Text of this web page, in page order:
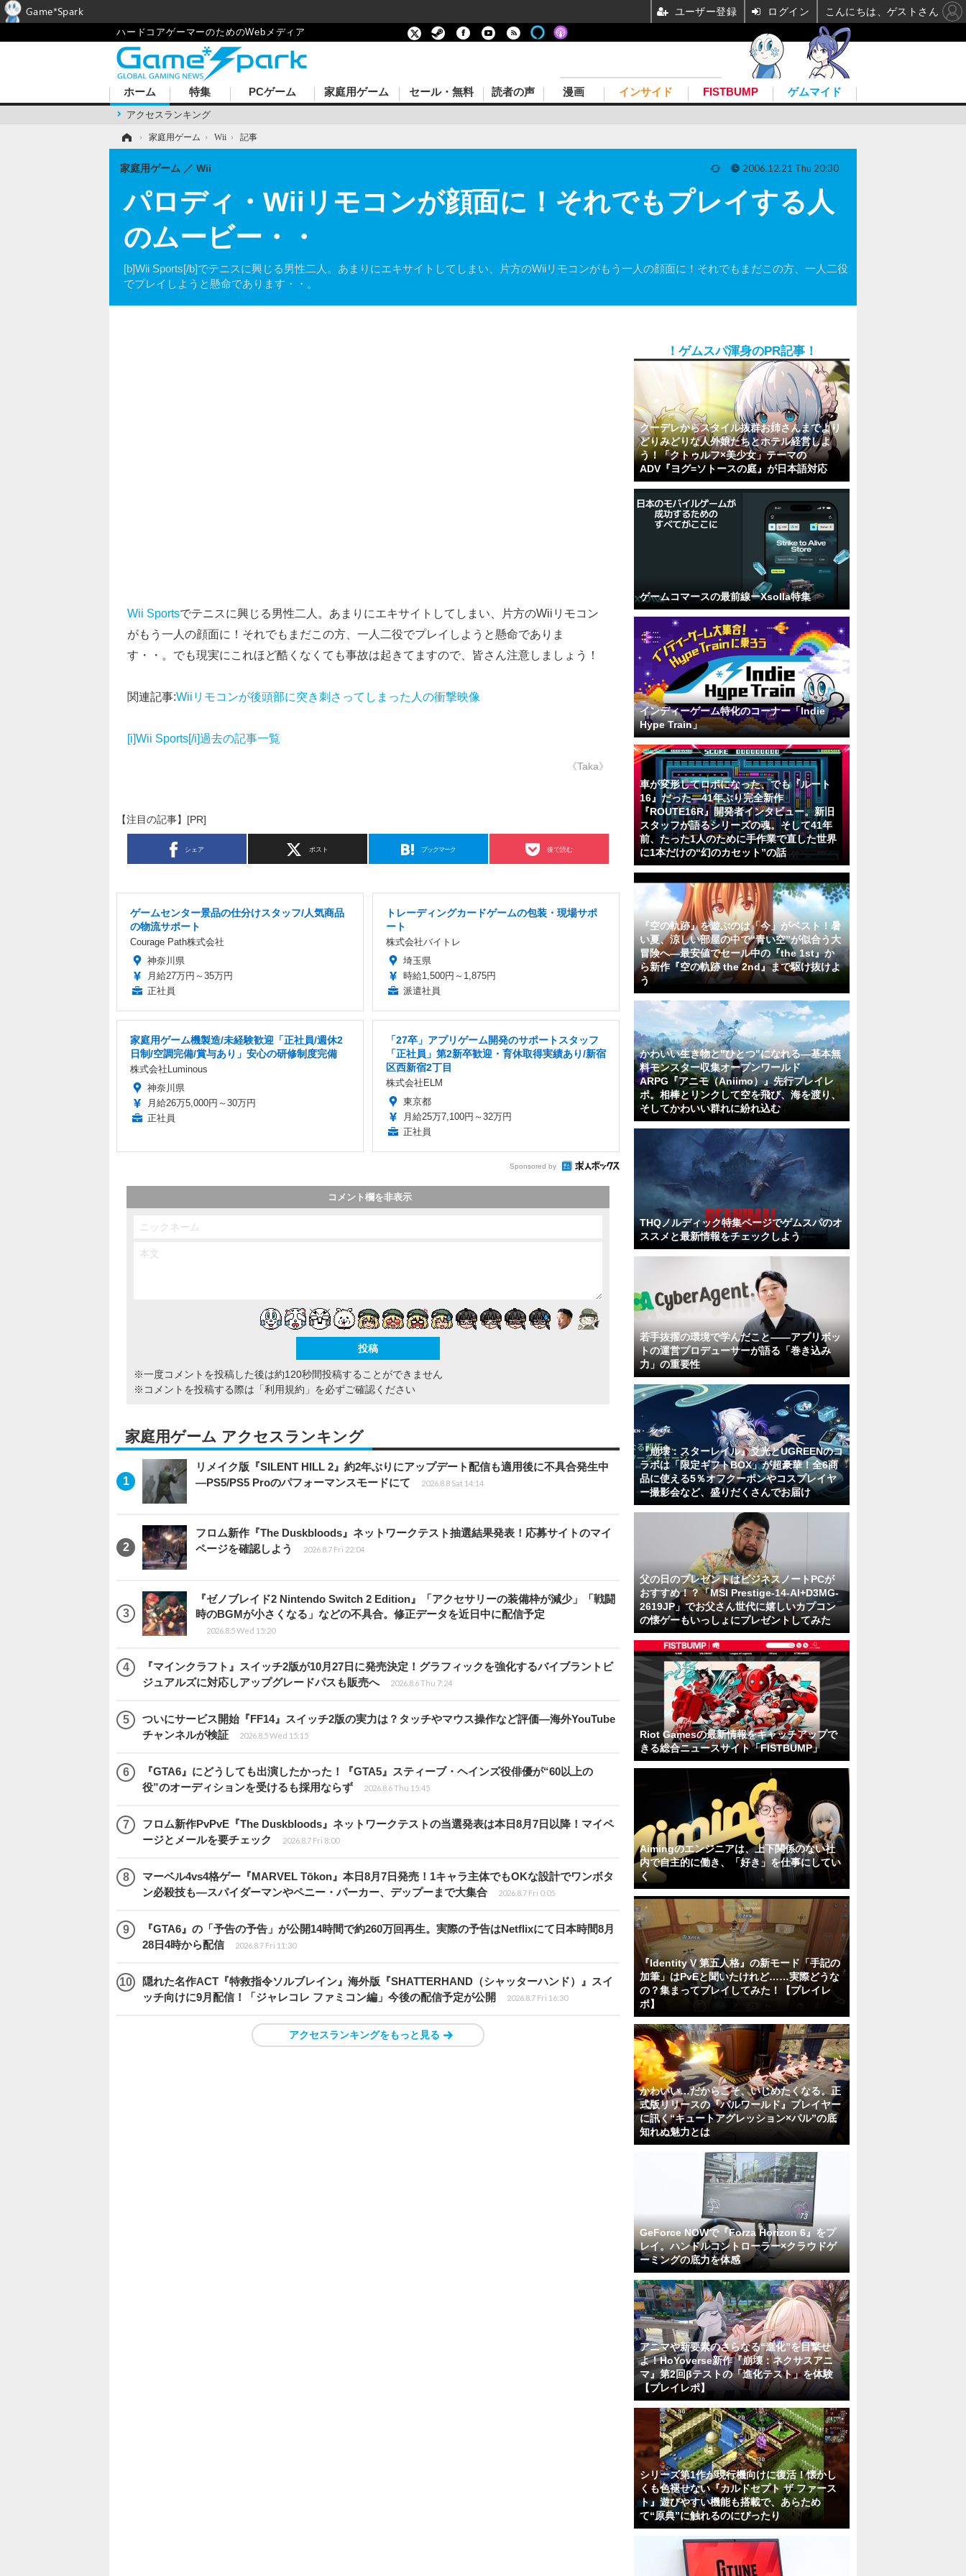
ハードコアゲーマーのためのWebメディア
ホーム
アクセスランキング
特集 PCゲーム 家庭用ゲーム セール・無料 読者の声 漫画 インサイド FISTBUMP ゲムマイド
› 家庭用ゲーム › Wii › 記事
パロディ・Wiiリモコンが顔面に！それでもプレイする人
のムービー・・
[b]Wii Sports[/b]でテニスに興じる男性二人。あまりにエキサイトしてしまい、片方のWiiリモコンがもう一人の顔面に！それでもまだこの方、一人二役
でプレイしようと懸命であります・・。
家庭用ゲーム Wii 2006.12.21 Thu 20:30
Wii Sportsでテニスに興じる男性二人。あまりにエキサイトしてしまい、片方のWiiリモコン
がもう一人の顔面に！それでもまだこの方、一人二役でプレイしようと懸命でありま
す・・。でも現実にこれほど酷くなくても事故は起きてますので、皆さん注意しましょう！
関連記事:Wiiリモコンが後頭部に突き刺さってしまった人の衝撃映像
[i]Wii Sports[/i]過去の記事一覧
《Taka》
【注目の記事】[PR]
シェア ポスト ブックマーク 後で読む
ゲームセンター景品の仕分けスタッフ/人気商品
の物流サポート
Courage Path株式会社
神奈川県
月給27万円～35万円
正社員
トレーディングカードゲームの包装・現場サポ
ート
株式会社バイトレ
埼玉県
時給1,500円～1,875円
派遣社員
家庭用ゲーム機製造/未経験歓迎「正社員/週休2
日制/空調完備/賞与あり」安心の研修制度完備
株式会社Luminous
神奈川県
月給26万5,000円～30万円
正社員
「27卒」アプリゲーム開発のサポートスタッフ
「正社員」第2新卒歓迎・育休取得実績あり/新宿
区西新宿2丁目
株式会社ELM
東京都
月給25万7,100円～32万円
正社員
Sponsored by
コメント欄を非表示
※一度コメントを投稿した後は約120秒間投稿することができません
※コメントを投稿する際は 「利用規約」 を必ずご確認ください
家庭用ゲーム アクセスランキング
リメイク版『SILENT HILL 2』約2年ぶりにアップデート配信も適用後に不具合発生中
―PS5/PS5 Proのパフォーマンスモードにて
2026.8.8 Sat 14:14
フロム新作『The Duskbloods』ネットワークテスト抽選結果発表！応募サイトのマイ
ページを確認しよう
2026.8.7 Fri 22:04
『ゼノブレイド2 Nintendo Switch 2 Edition』「アクセサリーの装備枠が減少」「戦闘
時のBGMが小さくなる」などの不具合。修正データを近日中に配信予定
2026.8.5 Wed 15:20
『マインクラフト』スイッチ2版が10月27日に発売決定！グラフィックを強化するバイブラントビ
ジュアルズに対応しアップグレードパスも販売へ
2026.8.6 Thu 7:24
ついにサービス開始『FF14』スイッチ2版の実力は？タッチやマウス操作など評価―海外YouTube
チャンネルが検証
2026.8.5 Wed 15:15
『GTA6』にどうしても出演したかった！『GTA5』スティーブ・ヘインズ役俳優が“60以上の
役”のオーディションを受けるも採用ならず
2026.8.6 Thu 15:45
フロム新作PvPvE『The Duskbloods』ネットワークテストの当選発表は本日8月7日以降！マイペ
ージとメールを要チェック
2026.8.7 Fri 8:00
マーベル4vs4格ゲー『MARVEL Tōkon』本日8月7日発売！1キャラ主体でもOKな設計でワンボタ
ン必殺技も―スパイダーマンやペニー・パーカー、デップーまで大集合
2026.8.7 Fri 0:05
『GTA6』の「予告の予告」が公開14時間で約260万回再生。実際の予告はNetflixにて日本時間8月
28日4時から配信
2026.8.7 Fri 11:30
隠れた名作ACT『特救指令ソルブレイン』海外版『SHATTERHAND（シャッターハンド）』スイ
ッチ向けに9月配信！「ジャレコレ ファミコン編」今後の配信予定が公開
2026.8.7 Fri 16:30
アクセスランキングをもっと見る
！ゲムスパ渾身のPR記事！
クーデレからスタイル抜群お姉さんまでより
どりみどりな人外娘たちとホテル経営しよ
う！「クトゥルフ×美少女」テーマの
ADV『ヨグ=ソトースの庭』が日本語対応
ゲームコマースの最前線ーXsolla特集
インディーゲーム特化のコーナー「Indie
Hype Train」
車が変形してロボになった、でも『ルート
16』だった―41年ぶり完全新作
『ROUTE16R』開発者インタビュー。新旧
スタッフが語るシリーズの魂。そして41年
前、たった1人のために手作業で直した世界
に1本だけの“幻のカセット”の話
『空の軌跡』を遊ぶのは「今」がベスト！暑
い夏、涼しい部屋の中で“青い空”が似合う大
冒険へ―最安値でセール中の『the 1st』か
ら新作『空の軌跡 the 2nd』まで駆け抜けよ
う
かわいい生き物と"ひとつ"になれる―基本無
料モンスター収集オープンワールド
ARPG『アニモ（Aniimo）』先行プレイレ
ポ。相棒とリンクして空を飛び、海を渡り、
そしてかわいい群れに紛れ込む
THQノルディック特集ページでゲムスパのオ
ススメと最新情報をチェックしよう
若手抜擢の環境で学んだこと――アプリボッ
トの運営プロデューサーが語る「巻き込み
力」の重要性
『崩壊：スターレイル』爻光とUGREENのコ
ラボは「限定ギフトBOX」が超豪華！全6商
品に使える5％オフクーポンやコスプレイヤ
ー撮影会など、盛りだくさんでお届け
父の日のプレゼントはビジネスノートPCが
おすすめ！？「MSI Prestige-14-AI+D3MG-
2619JP」でお父さん世代に嬉しいカプコン
の懐ゲーもいっしょにプレゼントしてみた
Riot Gamesの最新情報をキャッチアップで
きる総合ニュースサイト「FISTBUMP」
Aimingのエンジニアは、上下関係のない社
内で自主的に働き、「好き」を仕事にしてい
く
『Identity V 第五人格』の新モード「手記の
加筆」はPvEと聞いたけれど……実際どうな
の？集まってプレイしてみた！【プレイレ
ポ】
かわいい…だからこそ、いじめたくなる。正
式版リリースの『パルワールド』プレイヤー
に訊く“キュートアグレッション×パル”の底
知れぬ魅力とは
GeForce NOWで『Forza Horizon 6』をプ
レイ。ハンドルコントローラー×クラウドゲ
ーミングの底力を体感
アニマや新要素のさらなる“進化”を目撃せ
よ！HoYoverse新作『崩壊：ネクサスアニ
マ』第2回βテストの「進化テスト」を体験
【プレイレポ】
シリーズ第1作が現行機向けに復活！懐かし
くも色褪せない『カルドセプト ザ ファース
ト』遊びやすい機能も搭載で、あらため
て“原典”に触れるのにぴったり
Game*Spark ユーザー登録 ログイン こんにちは、ゲストさん